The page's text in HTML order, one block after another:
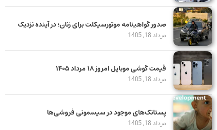
صدور گواهینامه موتورسیکلت برای زنان؛ در آینده نزدیک
مرداد 18, 1405
قیمت گوشی موبایل امروز ۱۸ مرداد ۱۴۰۵
مرداد 18, 1405
پستانک‌های موجود در سیسمونی فروشی‌ها
مرداد 18, 1405